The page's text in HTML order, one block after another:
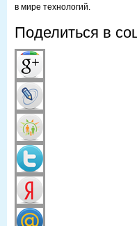
в мире технологий.
Поделиться в